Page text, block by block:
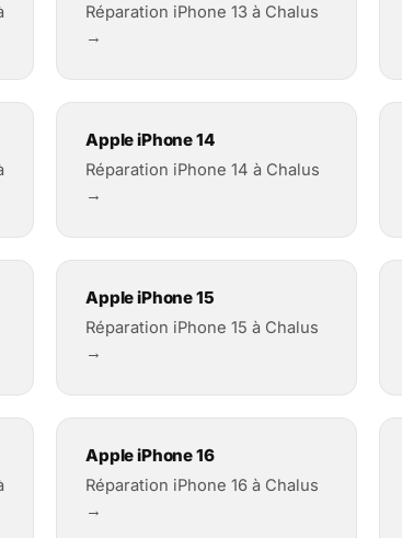
Réparation iPhone 13 à Chalus
→
Apple iPhone 14
Réparation iPhone 14 à Chalus
→
Apple iPhone 15
Réparation iPhone 15 à Chalus
→
Apple iPhone 16
Réparation iPhone 16 à Chalus
→